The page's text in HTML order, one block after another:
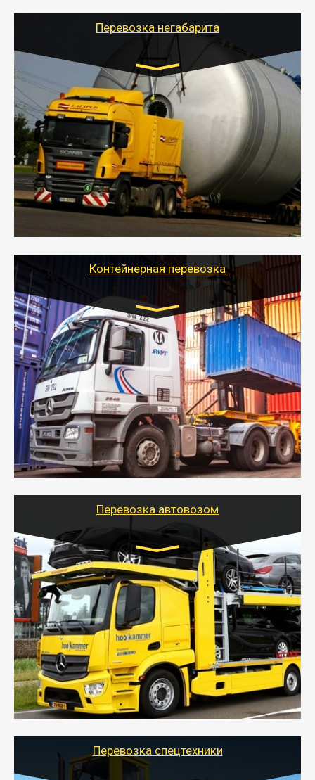
Перевозка негабарита
Цена за км. Рассчитывается
индивидуально
- Перевозка техники и негабаритных грузов
осуществляется после получения разрешения на
перевозку (обычно 7-14 дней).
- Тайгер Логистик в короткие сроки поможет вам
качественно и безопасно перевезти негабаритные
грузы по всей России тралом, манипулятором и
другим транспортом и подобрать оптимальный
Контейнерная перевозка
Цена за км. Рассчитывается
индивидуально
- Контейнерные грузоперевозки на специальном
оборудованном транспорте быстро, качественно и
безопасно.
- Наша транспортная компания поможет
организовать доставку в порт и из порта
стандартных контейнеров на контейнеровозе,
шаландах и площадках (открытых кузовах),
используя надежные крепления.
Перевозка автовозом
Цена за км. Рассчитывается
индивидуально
- Перевозка автовозом от Тайгер Логистик – это
быстрый и безопасный способ доставить несколько
легковых автомобилей за одну поездку в другой
город.
- Наша транспортная компания организует доставку
машин автовозом, подобрав оптимальный маршрут с
учетом всех особенности по пути следования.
Перевозка спецтехники